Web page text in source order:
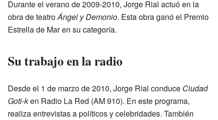
Durante el verano de 2009-2010, Jorge Rial actuó en la
obra de teatroÁngel y Demonio. Esta obra ganó el Premio
Estrella de Mar en su categoría.
Su trabajo en la radio
Desde el 1 de marzo de 2010, Jorge Rial conduce Ciudad
Goti-ken Radio La Red (AM 910). En este programa,
realiza entrevistas a políticos y celebridades. También